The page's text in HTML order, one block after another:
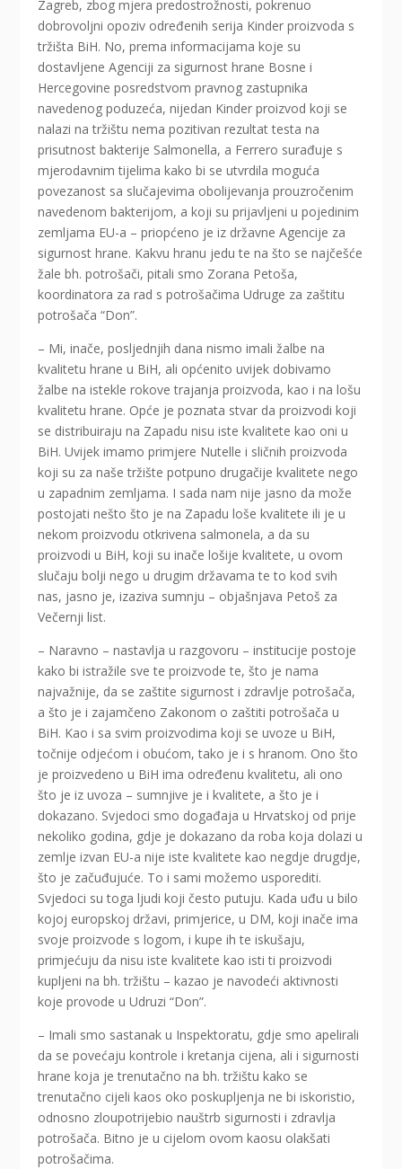
Zagreb, zbog mjera predostrožnosti, pokrenuo
dobrovoljni opoziv određenih serija Kinder proizvoda s
tržišta BiH. No, prema informacijama koje su
dostavljene Agenciji za sigurnost hrane Bosne i
Hercegovine posredstvom pravnog zastupnika
navedenog poduzeća, nijedan Kinder proizvod koji se
nalazi na tržištu nema pozitivan rezultat testa na
prisutnost bakterije Salmonella, a Ferrero surađuje s
mjerodavnim tijelima kako bi se utvrdila moguća
povezanost sa slučajevima obolijevanja prouzročenim
navedenom bakterijom, a koji su prijavljeni u pojedinim
zemljama EU-a – priopćeno je iz državne Agencije za
sigurnost hrane. Kakvu hranu jedu te na što se najčešće
žale bh. potrošači, pitali smo Zorana Petoša,
koordinatora za rad s potrošačima Udruge za zaštitu
potrošača “Don”.
– Mi, inače, posljednjih dana nismo imali žalbe na
kvalitetu hrane u BiH, ali općenito uvijek dobivamo
žalbe na istekle rokove trajanja proizvoda, kao i na lošu
kvalitetu hrane. Opće je poznata stvar da proizvodi koji
se distribuiraju na Zapadu nisu iste kvalitete kao oni u
BiH. Uvijek imamo primjere Nutelle i sličnih proizvoda
koji su za naše tržište potpuno drugačije kvalitete nego
u zapadnim zemljama. I sada nam nije jasno da može
postojati nešto što je na Zapadu loše kvalitete ili je u
nekom proizvodu otkrivena salmonela, a da su
proizvodi u BiH, koji su inače lošije kvalitete, u ovom
slučaju bolji nego u drugim državama te to kod svih
nas, jasno je, izaziva sumnju – objašnjava Petoš za
Večernji list.
– Naravno – nastavlja u razgovoru – institucije postoje
kako bi istražile sve te proizvode te, što je nama
najvažnije, da se zaštite sigurnost i zdravlje potrošača,
a što je i zajamčeno Zakonom o zaštiti potrošača u
BiH. Kao i sa svim proizvodima koji se uvoze u BiH,
točnije odjećom i obućom, tako je i s hranom. Ono što
je proizvedeno u BiH ima određenu kvalitetu, ali ono
što je iz uvoza – sumnjive je i kvalitete, a što je i
dokazano. Svjedoci smo događaja u Hrvatskoj od prije
nekoliko godina, gdje je dokazano da roba koja dolazi u
zemlje izvan EU-a nije iste kvalitete kao negdje drugdje,
što je začuđujuće. To i sami možemo usporediti.
Svjedoci su toga ljudi koji često putuju. Kada uđu u bilo
kojoj europskoj državi, primjerice, u DM, koji inače ima
svoje proizvode s logom, i kupe ih te iskušaju,
primjećuju da nisu iste kvalitete kao isti ti proizvodi
kupljeni na bh. tržištu – kazao je navodeći aktivnosti
koje provode u Udruzi “Don”.
– Imali smo sastanak u Inspektoratu, gdje smo apelirali
da se povećaju kontrole i kretanja cijena, ali i sigurnosti
hrane koja je trenutačno na bh. tržištu kako se
trenutačno cijeli kaos oko poskupljenja ne bi iskoristio,
odnosno zloupotrijebio nauštrb sigurnosti i zdravlja
potrošača. Bitno je u cijelom ovom kaosu olakšati
potrošačima.